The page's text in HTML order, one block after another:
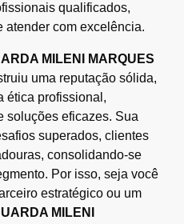
qualificados,
atender com excelência.
MILENI MARQUES
uma reputação sólida,
ética profissional,
soluções eficazes. Sua
superados, clientes
consolidando-se
Por isso, seja você
estratégico ou um
MILENI